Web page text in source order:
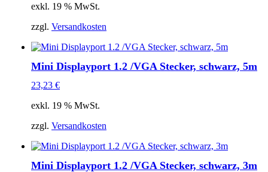
exkl. 19 % MwSt.
zzgl. Versandkosten
Mini Displayport 1.2 /VGA Stecker, schwarz, 5m
23,23 €
exkl. 19 % MwSt.
zzgl. Versandkosten
Mini Displayport 1.2 /VGA Stecker, schwarz, 3m